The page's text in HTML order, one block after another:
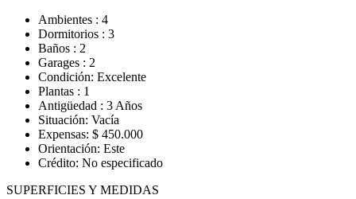
Ambientes : 4
Dormitorios : 3
Baños : 2
Garages : 2
Condición: Excelente
Plantas : 1
Antigüedad : 3 Años
Situación: Vacía
Expensas: $ 450.000
Orientación: Este
Crédito: No especificado
SUPERFICIES Y MEDIDAS